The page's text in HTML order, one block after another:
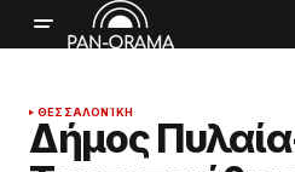
ΘΕΣΣΑΛΟΝΊΚΗ
Δήμος